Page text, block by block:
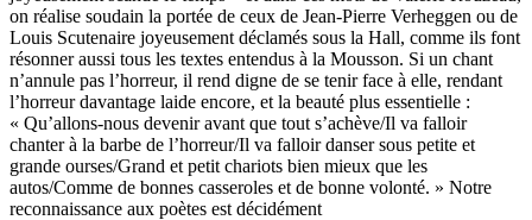
on réalise soudain la portée de ceux de Jean-Pierre Verheggen ou de
Louis Scutenaire joyeusement déclamés sous la Hall, comme ils font
résonner aussi tous les textes entendus à la Mousson. Si un chant
n’annule pas l’horreur, il rend digne de se tenir face à elle, rendant
l’horreur davantage laide encore, et la beauté plus essentielle :
« Qu’allons-nous devenir avant que tout s’achève/Il va falloir
chanter à la barbe de l’horreur/Il va falloir danser sous petite et
grande ourses/Grand et petit chariots bien mieux que les
autos/Comme de bonnes casseroles et de bonne volonté. » Notre
reconnaissance aux poètes est décidément